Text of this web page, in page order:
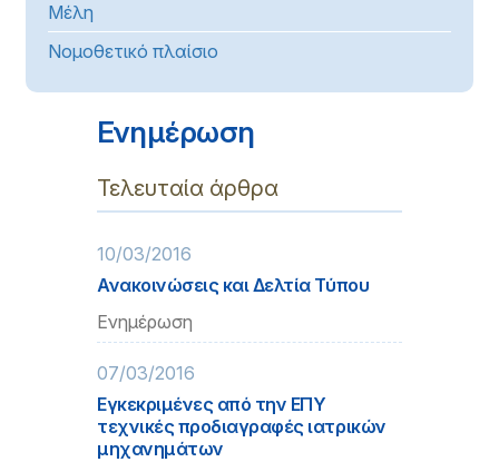
Μέλη
Νομοθετικό πλαίσιο
Ενημέρωση
Τελευταία άρθρα
10/03/2016
Ανακοινώσεις και Δελτία Τύπου
Ενημέρωση
07/03/2016
Εγκεκριμένες από την ΕΠΥ
τεχνικές προδιαγραφές ιατρικών
μηχανημάτων